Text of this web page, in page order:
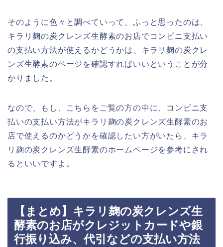
そのように色々と調べていって、ふっと思ったのは、
キラリ麹の炭クレンズ生酵素のお店でコンビニ支払い
の支払い方法が使えるかどうかは、キラリ麹の炭クレ
ンズ生酵素のページを確認すればいいということが分
かりました。
なので、もし、こちらをご覧の方の中に、コンビニ支
払いの支払い方法がキラリ麹の炭クレンズ生酵素のお
店で使えるのかどうかを確認したい方がいたら、キラ
リ麹の炭クレンズ生酵素のホームページを参考にされ
るといいですよ。
【まとめ】キラリ麹の炭クレンズ生
酵素のお店がクレジットカードや銀
行振り込み、代引などの支払い方法